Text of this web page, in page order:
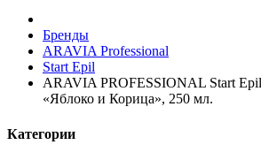
Бренды
ARAVIA Professional
Start Epil
ARAVIA PROFESSIONAL Start
«Яблоко и Корица», 250 мл.
Категории